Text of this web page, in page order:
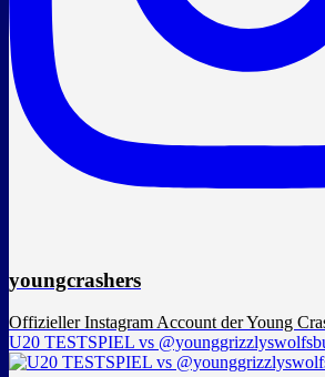
youngcrashers
Offizieller Instagram Account der Young
U20 TESTSPIEL vs